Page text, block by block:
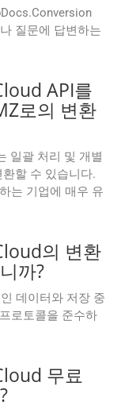
질문에 답변하는
API를
로의 변환
일괄 처리 및 개별
할 수 있습니다.
는 기업에 매우 유
의 변환
까?
데이터와 저장 중
로토콜을 준수하
무료